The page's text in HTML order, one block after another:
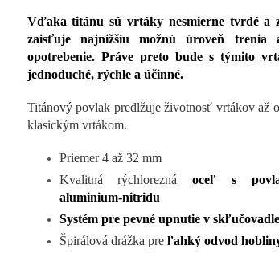
Vďaka titánu sú vrtáky nesmierne tvrdé a
zaisťuje najnižšiu možnú úroveň trenia
opotrebenie. Práve preto bude s týmito
jednoduché, rýchle a účinné.
Titánový povlak predlžuje životnosť vrtákov až
klasickým vrtákom.
Priemer 4 až 32 mm
Kvalitná rýchloreznáoceľ s
aluminium-nitridu
Systém pre pevné upnutie v skľučovadle
Špirálová drážka pre ľahký odvod